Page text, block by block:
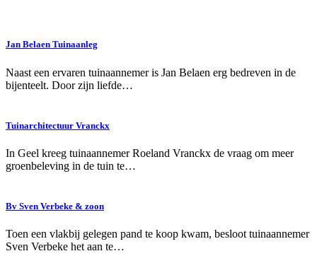
Jan Belaen Tuinaanleg
Naast een ervaren tuinaannemer is Jan Belaen erg bedreven in de
bijenteelt. Door zijn liefde…
Tuinarchitectuur Vranckx
In Geel kreeg tuinaannemer Roeland Vranckx de vraag om meer
groenbeleving in de tuin te…
Bv Sven Verbeke & zoon
Toen een vlakbij gelegen pand te koop kwam, besloot tuinaannemer
Sven Verbeke het aan te…